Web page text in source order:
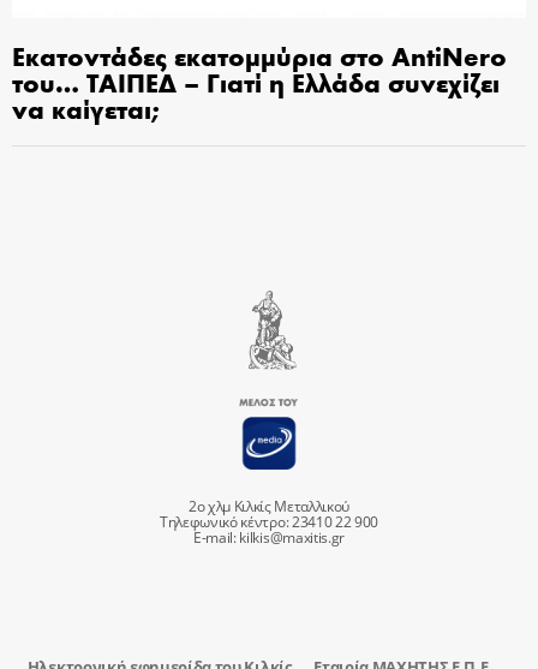
Εκατοντάδες εκατομμύρια στο AntiNero
του… ΤΑΙΠΕΔ – Γιατί η Ελλάδα συνεχίζει
να καίγεται;
2ο χλμ Κιλκίς Μεταλλικού
Τηλεφωνικό κέντρο: 23410 22 900
E-mail:kilkis@maxitis.gr